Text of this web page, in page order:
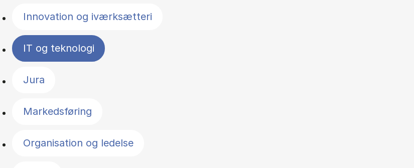
Innovation og iværksætteri
IT og teknologi
Jura
Markedsføring
Organisation og ledelse